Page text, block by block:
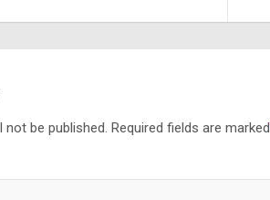
not be published. Required fields are marked